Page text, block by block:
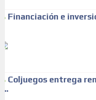
Financiación e
Coljuegos entrega
...